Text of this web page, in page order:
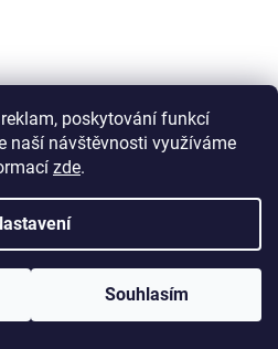
poskytování funkcí
naší návštěvnosti využíváme
zde.
Souhlasím
Korálky Šambala 13 × 7
mm otvor 5 mm Hnědá
SAM056